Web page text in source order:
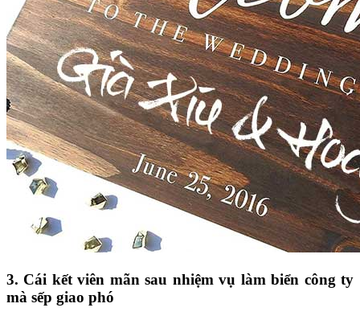
3. Cái kết viên mãn sau nhiệm vụ làm biển công ty
mà sếp giao phó